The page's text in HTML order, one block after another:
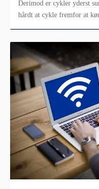
Derimod er cykler yderst
hårdt at cykle fremfor at